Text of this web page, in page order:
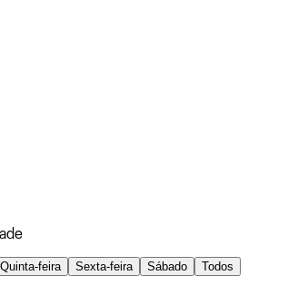
Quinta-feira Sexta-feira Sábado Todos